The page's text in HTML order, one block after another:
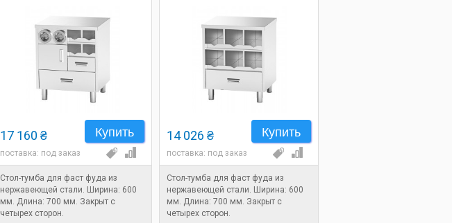
Купить
17 160 ₴
поставка: под заказ
Стол-тумба для фаст фуда из
нержавеющей стали. Ширина: 600
мм. Длина: 700 мм. Закрыт с
четырех сторон.
Купить
14 026 ₴
поставка: под заказ
Стол-тумба для фаст фуда из
нержавеющей стали. Ширина: 600
мм. Длина: 700 мм. Закрыт с
четырех сторон.